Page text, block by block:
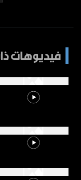
مواقيت الصلاة
الأحوال الجوية
فيديوهات